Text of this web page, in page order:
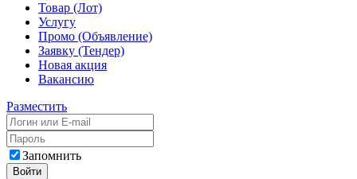
Товар (Лот)
Услугу
Промо (Объявление)
Заявку (Тендер)
Новая акция
Вакансию
Разместить
Запомнить
Войти